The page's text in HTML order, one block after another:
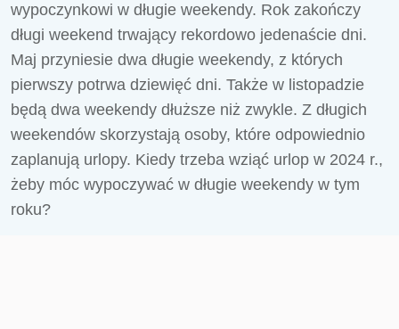
wypoczynkowi w długie weekendy. Rok zakończy
długi weekend trwający rekordowo jedenaście dni.
Maj przyniesie dwa długie weekendy, z których
pierwszy potrwa dziewięć dni. Także w listopadzie
będą dwa weekendy dłuższe niż zwykle. Z długich
weekendów skorzystają osoby, które odpowiednio
zaplanują urlopy. Kiedy trzeba wziąć urlop w 2024 r.,
żeby móc wypoczywać w długie weekendy w tym
roku?